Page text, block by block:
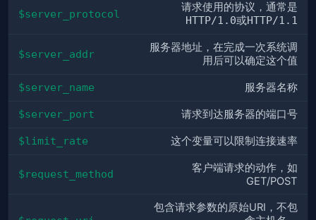
$server_protocol
请求使用的协议，通常是
HTTP/1.0或HTTP/1.1
$server_addr
服务器地址，在完成一次系统调
用后可以确定这个值
$server_name 服务器名称
$server_port 请求到达服务器的端口号
$limit_rate 这个变量可以限制连接速率
$request_method
客户端请求的动作，如
GET/POST
包含请求参数的原始URI，不包